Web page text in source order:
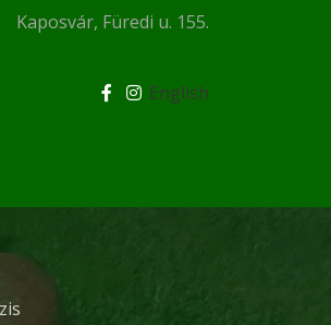
Kaposvár, Füredi u. 155.
English